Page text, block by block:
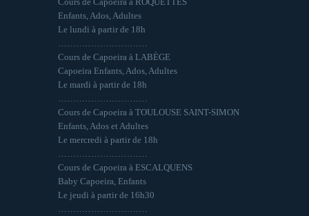
Enfants, Ados, Adultes
Le lundi à partir de 18h
Cours de Capoeira à LABÈGE
Capoeira Enfants, Ados, Adultes
Le mardi à partir de 18h
Cours de Capoeira à TOULOUSE SAINT-SIMON
Enfants, Ados et Adultes
Le mercredi à partir de 18h
Cours de Capoeira à ESCALQUENS
Baby Capoeira, Enfants
Le jeudi à partir de 16h30